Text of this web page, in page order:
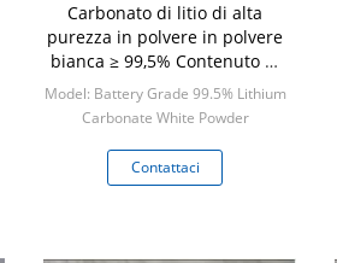
Carbonato di litio di alta
purezza in polvere in polvere
bianca ≥ 99,5% Contenuto di
Li2CO3
Model: Battery Grade 99.5% Lithium
Carbonate White Powder
Contattaci